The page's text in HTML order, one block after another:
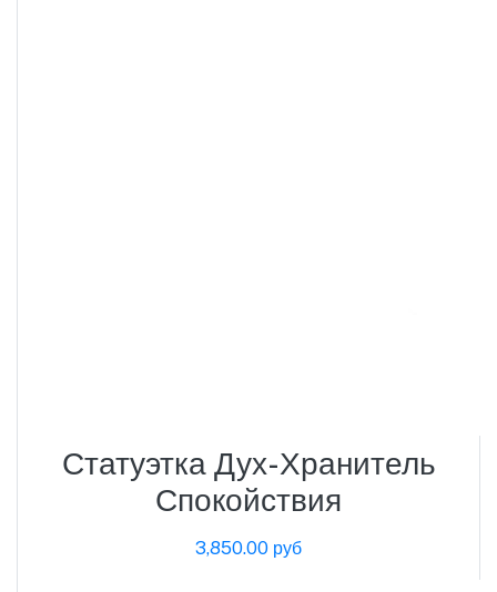
Статуэтка Дух-Хранитель
Спокойствия
3,850.00 руб